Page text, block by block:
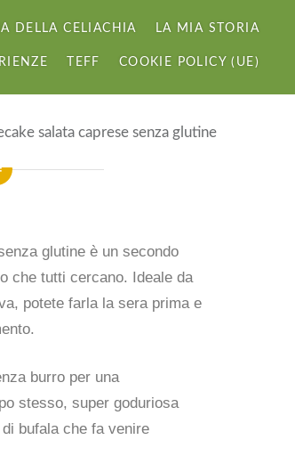
DELLA CELIACHIA LA MIA STORIA
TEFF COOKIE POLICY (UE)
salata caprese senza glutine
glutine è un secondo
che tutti cercano. Ideale da
potete farla la sera prima e
burro per una
stesso, super goduriosa
bufala che fa venire